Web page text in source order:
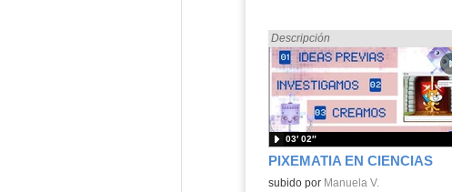
PIXEMATIA EN CIENCIAS
Encontrado «Ciencias Sociales» en:
Descripción
Contenido educativo.
subido por Manuela V.
03′ 02″